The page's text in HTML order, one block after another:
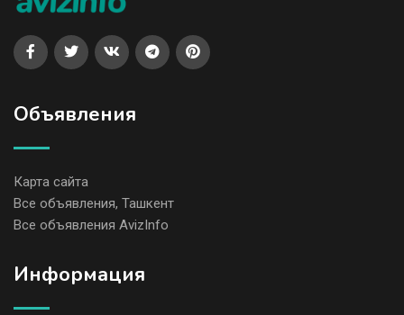
Объявления
Карта сайта
Все объявления, Ташкент
Все объявления AvizInfo
Информация